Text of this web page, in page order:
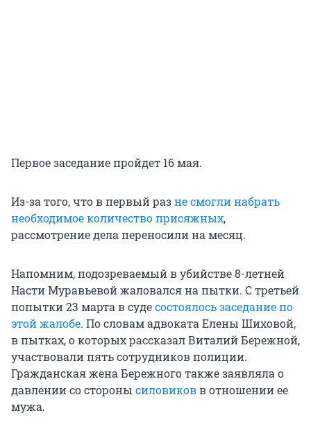
Первое заседание пройдет 16 мая.
Из-за того, что в первый разне смогли набрать
необходимое количество присяжных,
рассмотрение дела переносили на месяц.
Напомним, подозреваемый в убийстве 8-летней
Насти Муравьевой жаловался на пытки. С третьей
попытки 23 марта в судесостоялось заседание по
этой жалобе. По словам адвоката Елены Шиховой,
в пытках, о которых рассказал Виталий Бережной,
участвовали пять сотрудников полиции.
Гражданская жена Бережного также заявляла о
давлении со стороны силовиковв отношении ее
мужа.